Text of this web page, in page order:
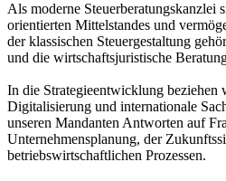
Als moderne
orientierten Mittelstandes und
der klassischen Steuergestaltung
und die wirtschaftsjuristische
In die Strategieentwicklung beziehen
Digitalisierung und internationale
unseren Mandanten Antworten auf
Unternehmensplanung, der
betriebswirtschaftlichen Prozessen.